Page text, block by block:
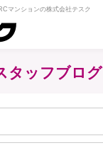
マンションの株式会社テスク
タッフブログ